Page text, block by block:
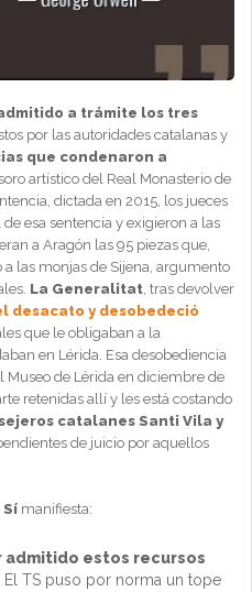
a trámite los tres
por las autoridades catalanas y
que condenaron a
artístico del Real Monasterio de
dictada en 2015, los jueces
esa sentencia y exigieron a las
a Aragón las 95 piezas que,
las monjas de Sijena, argumento
La Generalitat, tras devolver
desacato y desobedeció
que le obligaban a la
en Lérida. Esa desobediencia
Museo de Lérida en diciembre de
retenidas allí y les está costando
catalanes Santi Vila y
de juicio por aquellos
manifiesta:
admitido estos recursos
El TS puso por norma un tope